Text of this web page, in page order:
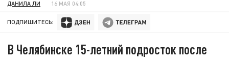
ДАНИЛА ЛИ 16 МАЯ 04:05
ПОДПИШИТЕСЬ:
В Челябинске 15-летний подросток после